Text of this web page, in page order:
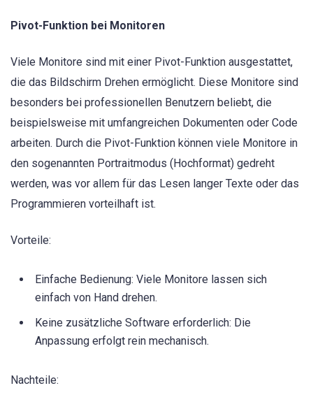
Pivot-Funktion bei Monitoren
Viele Monitore sind mit einer Pivot-Funktion ausgestattet,
die das Bildschirm Drehen ermöglicht. Diese Monitore sind
besonders bei professionellen Benutzern beliebt, die
beispielsweise mit umfangreichen Dokumenten oder Code
arbeiten. Durch die Pivot-Funktion können viele Monitore in
den sogenannten Portraitmodus (Hochformat) gedreht
werden, was vor allem für das Lesen langer Texte oder das
Programmieren vorteilhaft ist.
Vorteile:
Einfache Bedienung: Viele Monitore lassen sich
einfach von Hand drehen.
Keine zusätzliche Software erforderlich: Die
Anpassung erfolgt rein mechanisch.
Nachteile: